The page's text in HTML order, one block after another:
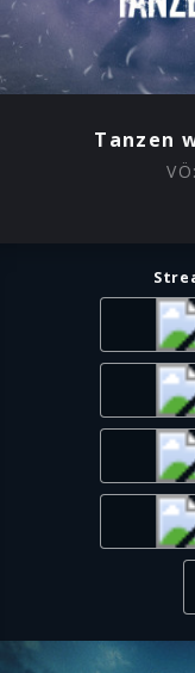
seit jeher
den unbändigen
Tanzen
VÖ: